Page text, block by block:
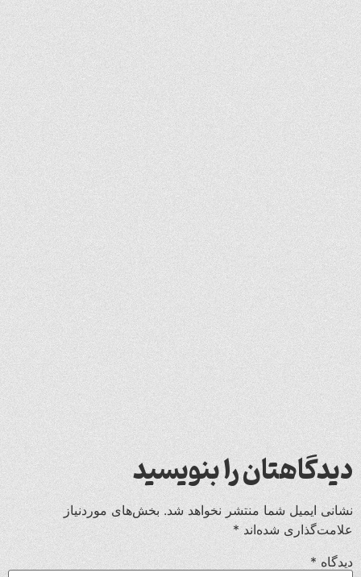
دیدگاهتان را بنویسید
نشانی ایمیل شما منتشر نخواهد شد. بخش‌های موردنیاز
علامت‌گذاری شده‌اند*
دیدگاه*